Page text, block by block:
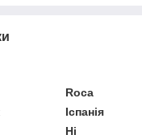
Roca
Іспанія
Ні